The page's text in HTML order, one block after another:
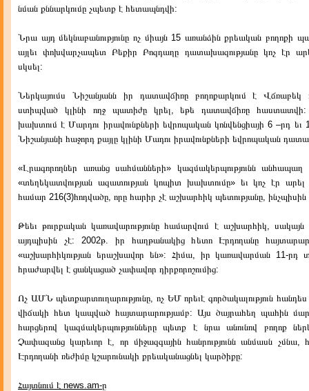
նման քննարկումը չպետք է հետապնդվի:
Նրա այդ մեկնաբանությունը ոչ միայն 15 առանձին քրեական բողոքի
այլեւ փոխվարչապետ Բեքիր Բոզդաղը դատախազությանը կոչ էր արել
սկսել:
Ներկայումս Նիշանյանն իր դատավճիռը բողոքարկում է
ստիպված կլինի ողջ պատիժը կրել, եթե դատավճիռը
խախտում է Մարդու իրավունքների եվրոպական կոնվենցիայի 6 –րդ եւ
Նիշանյանի հաջորդ քայլը կլինի Մադու իրավունքների եվրոպական
«Լրագորողներ առանց սահմանների» կազմակերպությունն
«տեղեկատվության ազատության կոպիտ խախտումը» եւ կոչ էր
համար 216(3)հոդվածը, որը հարիր չէ աշխարհիկ պետությանը, ինչպիսին
Թեեւ թուրքական կառավարությունը համարվում է աշխարհիկ, սակայն
այդպիսին չէ: 2002թ. իր հաղթանակից հետո Էրդողանը
«աշխարհիկության երաշխավոր են»: Հիմա, իր կառավարման 11-րդ
հրաժարվել է ցանկացած չափավոր դիրքորոշումից:
Ոչ ԱՄՆ պետքարտուղարությունը, ոչ ԵՄ որեւէ գործակալություն
վիճակի հետ կապված հայտարարությամբ: Այս ծայրահեղ պահին
հարցերով կազմակերպությունները պետք է նրա անունով բողոք
Չափազանց կարեւոր է, որ միջազգային հանրությունն անմասն չմնա,
Էրդողանի ռեժիմը կշարունակի քրեականացնել կարծիքը:
Հայտնում է news.am-ը